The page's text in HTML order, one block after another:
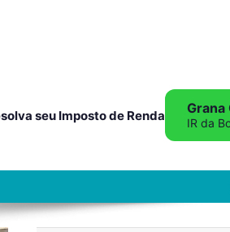
seu Imposto de Renda Grana
IR da